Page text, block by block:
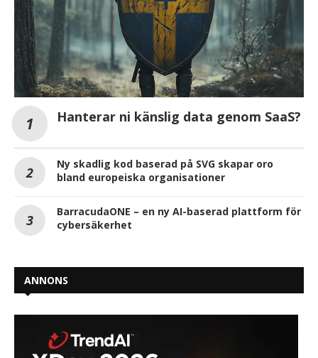
Hanterar ni känslig data genom SaaS?
Ny skadlig kod baserad på SVG skapar oro
bland europeiska organisationer
BarracudaONE – en ny AI-baserad plattform för
cybersäkerhet
ANNONS